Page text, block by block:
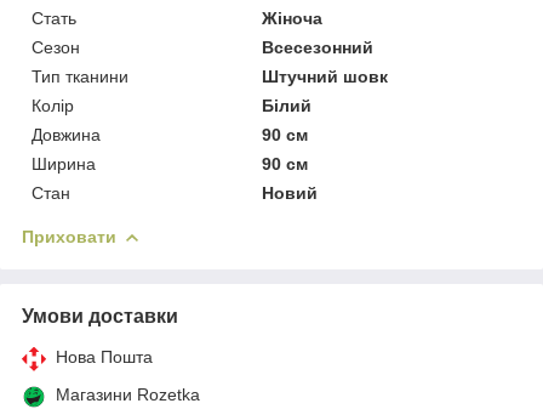
Стать
Жіноча
Сезон
Всесезонний
Тип тканини
Штучний шовк
Колір
Білий
Довжина
90 см
Ширина
90 см
Стан
Новий
Приховати
Умови доставки
Нова Пошта
Магазини Rozetka